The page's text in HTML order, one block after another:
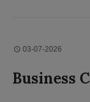
03-07-2026
Business